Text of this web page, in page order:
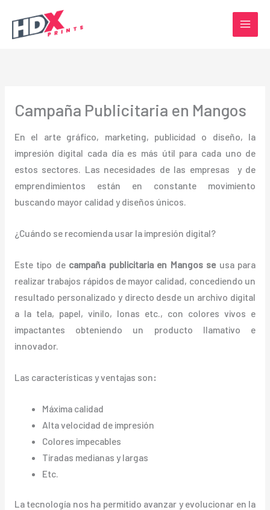
contenido
Campaña Publicitaria en Mangos
En el arte gráfico, marketing, publicidad o diseño, la
impresión digital cada día es más útil para cada uno de
estos sectores. Las necesidades de las empresas y de
emprendimientos están en constante movimiento
buscando mayor calidad y diseños únicos.
¿Cuándo se recomienda usar la impresión digital?
Este tipo de campaña publicitaria en Mangos seusa para
realizar trabajos rápidos de mayor calidad, concediendo un
resultado personalizado y directo desde un archivo digital
a la tela, papel, vinilo, lonas etc., con colores vivos e
impactantes obteniendo un producto llamativo e
innovador.
Las características y ventajas son:
Máxima calidad
Alta velocidad de impresión
Colores impecables
Tiradas medianas y largas
Etc.
La tecnología nos ha permitido avanzar y evolucionar en la